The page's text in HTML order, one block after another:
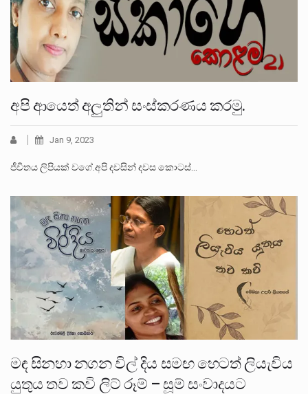
අපි ආයෙත් අලුතින් සංස්කරණය කරමු.
Jan 9, 2023
ජීවිතය ලිපියක් වගේ.අපි දවසින් දවස කොටස්…
මඳ සිනහා නගන විල් දිය සමඟ හෙටත් ලියැවිය
යුතුය තව කවි ලිට් රූම් – සූම් සංවාදයට